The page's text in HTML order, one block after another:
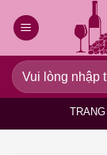
qua
dung
Tìm
kiếm: